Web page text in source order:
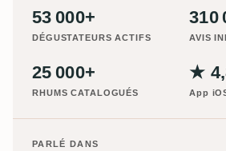
53 000+
DÉGUSTATEURS ACTIFS
310
AVIS
25 000+
RHUMS CATALOGUÉS
★
App
PARLÉ DANS